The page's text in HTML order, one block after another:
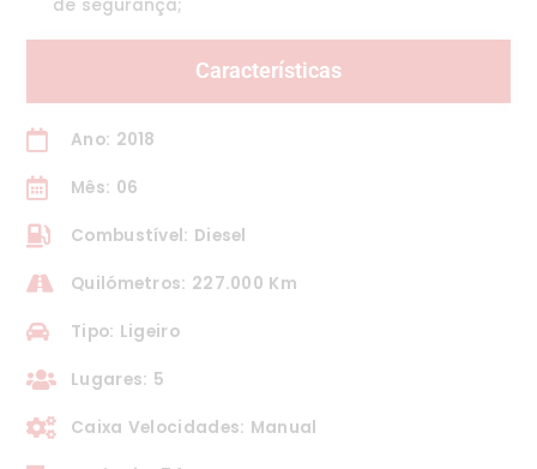
de segurança;
Características
Ano: 2018
Mês: 06
Combustível: Diesel
Quilómetros: 227.000 Km
Tipo: Ligeiro
Lugares: 5
Caixa Velocidades: Manual